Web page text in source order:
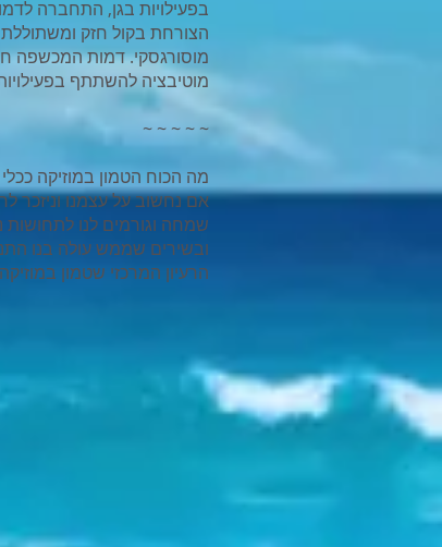
בפעילויות בגן, התחברה
הצורחת בקול חזק
מוסורגסקי. דמות המכשפה
מוטיבציה להשתתף
~ ~ ~ ~ ~
מה הכוח הטמון במוזיקה ככלי
אם נחשוב על עצמנו וניזכר
שמחה וגורמים לנו לתחושות
ובשירים שממש עולה בנו
הרעיון המרכזי שטמון במוזיקה